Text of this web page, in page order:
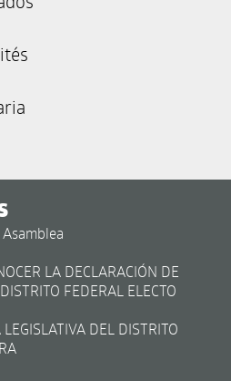
LA DECLARACIÓN DE
FEDERAL ELECTO
DEL DISTRITO